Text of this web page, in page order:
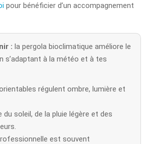
pour bénéficier d’un accompagnement
: la pergola bioclimatique améliore le
s’adaptant à la météo et à tes
régulent ombre, lumière et
du soleil, de la pluie légère et des
est souvent